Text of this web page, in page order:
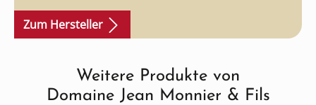
diesem Preisniveau sind einfach unschlagbar.
Geheimtipp!
Zum Hersteller
Produktgalerie überspringen
Weitere Produkte von
Domaine Jean Monnier & Fils